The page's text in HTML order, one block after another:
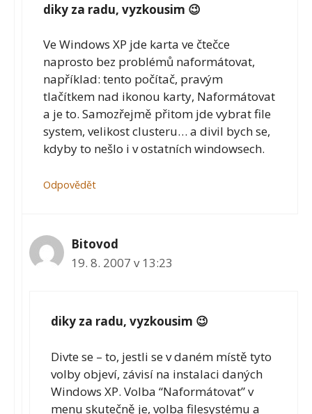
diky za radu, vyzkousim 😉
Ve Windows XP jde karta ve čtečce
naprosto bez problémů naformátovat,
například: tento počítač, pravým
tlačítkem nad ikonou karty, Naformátovat
a je to. Samozřejmě přitom jde vybrat file
system, velikost clusteru… a divil bych se,
kdyby to nešlo i v ostatních windowsech.
Odpovědět
Bitovod
19. 8. 2007 v 13:23
diky za radu, vyzkousim 😉
Divte se – to, jestli se v daném místě tyto
volby objeví, závisí na instalaci daných
Windows XP. Volba “Naformátovat” v
menu skutečně je, volba filesystému a